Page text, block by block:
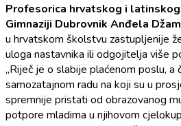
Profesorica hrvatskog i
Gimnaziji Dubrovnik Anđela
u hrvatskom školstvu zastupljenije
uloga nastavnika ili odgojitelja više
„Riječ je o slabije plaćenom poslu, a
samozatajnom radu na koji su u
spremnije pristati od obrazovanog
potpore mladima u njihovom